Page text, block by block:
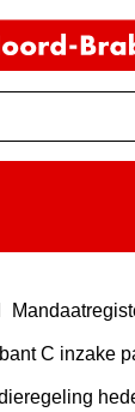
Ga
de
inhoud
C inzake